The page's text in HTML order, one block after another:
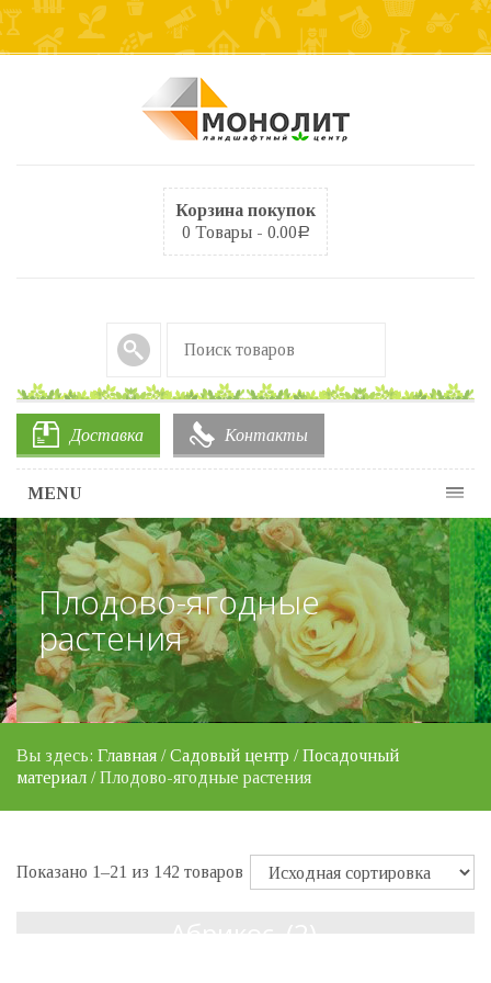
Корзина покупок
0 Товары - 0.00Р
Доставка Контакты
MENU
Плодово-ягодные
растения
Вы здесь: Главная /Садовый центр /Посадочный
материал / Плодово-ягодные растения
Показано 1–21 из 142 товаров